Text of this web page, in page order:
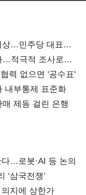
상…민주당 대표로
…적극적 조사로
력 없으면 '공수표'
내부통제 표준화
제동 걸린 은행
…로봇·AI 등 논의
‘삼국전쟁’
지에 상한가